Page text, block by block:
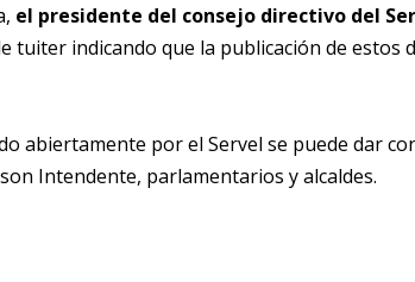
el presidente del consejo directivo del
tuiter indicando que la publicación de estos
abiertamente por el Servel se puede dar
Intendente, parlamentarios y alcaldes.